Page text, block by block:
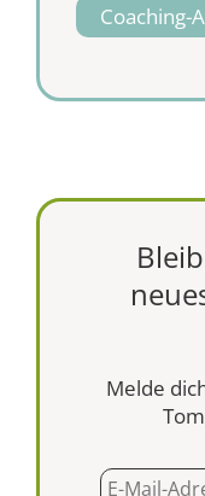
Coaching-
Melde